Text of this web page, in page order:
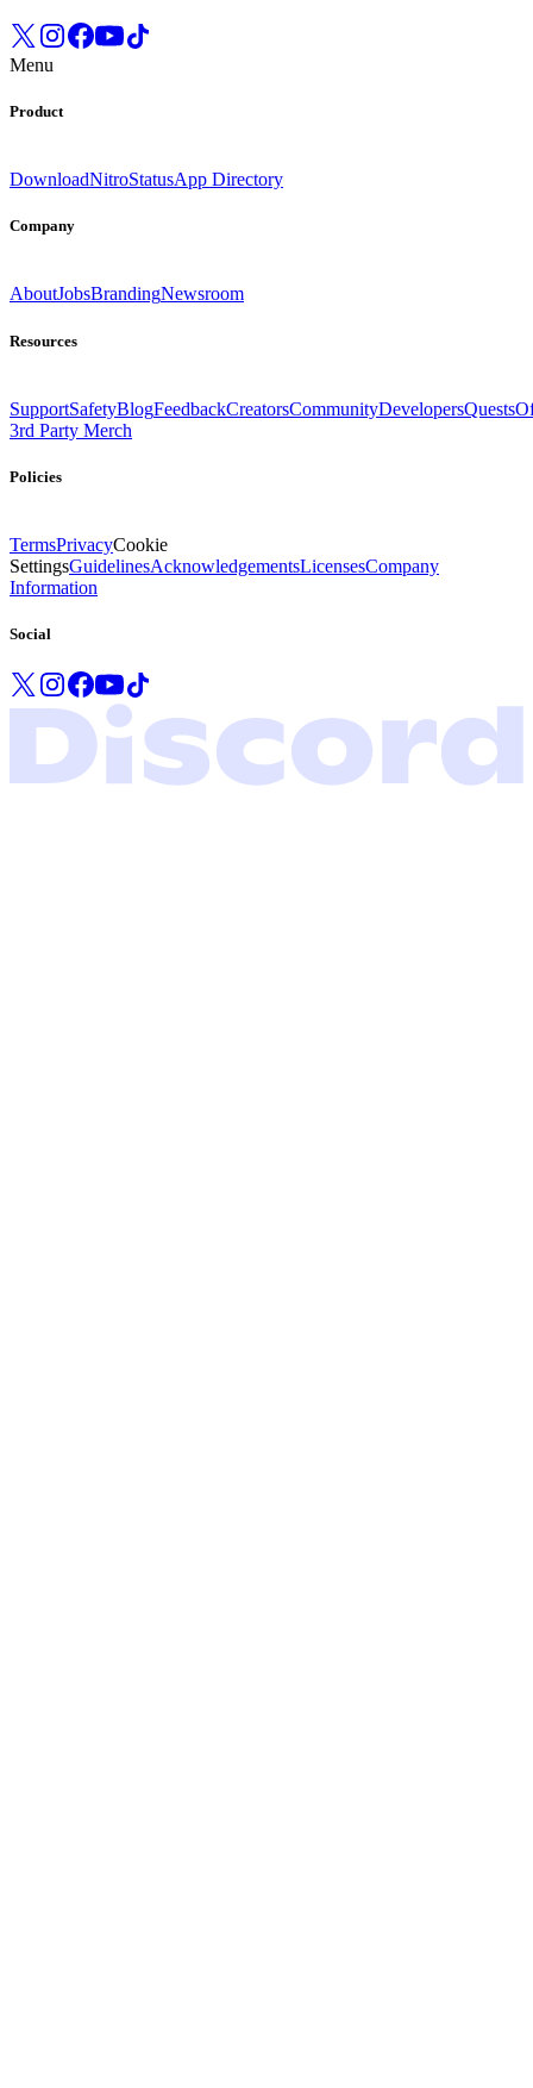
Menu
Product
DownloadNitroStatusApp Directory
Company
AboutJobsBrandingNewsroom
Resources
SupportSafetyBlogFeedbackCreatorsCommunityDevelopersQuests
3rd Party Merch
Policies
TermsPrivacyCookie
SettingsGuidelinesAcknowledgementsLicensesCompany
Information
Social